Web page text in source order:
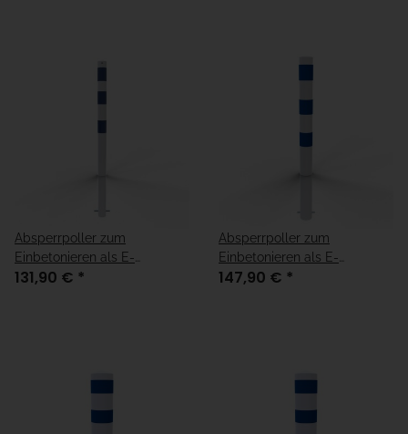
Absperrpoller zum
Einbetonieren als E-
Ladesäulenschutz in weiß,
131,90 € *
Absperrpoller zum
Einbetonieren als E-
Ladesäulenschutz in weiß,
147,90 € *